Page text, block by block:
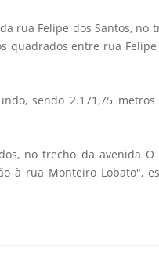
rua Felipe dos Santos, no
quadrados entre rua Felipe
sendo 2.171,75 metros
no trecho da avenida O
à rua Monteiro Lobato",